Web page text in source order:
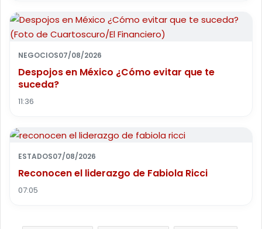
NEGOCIOS07/08/2026
Despojos en México ¿Cómo evitar que te
suceda?
11:36
ESTADOS07/08/2026
Reconocen el liderazgo de Fabiola Ricci
07:05